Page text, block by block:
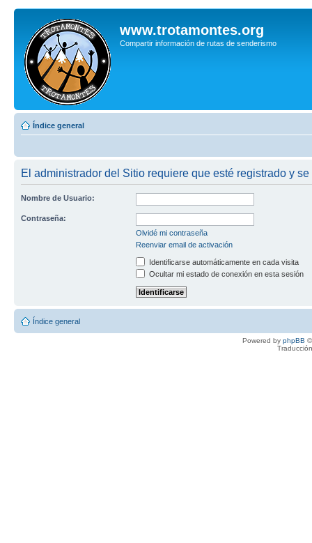
www.trotamontes.org
Compartir información de rutas de senderismo
Índice general
El administrador del Sitio requiere que esté registrado y
Nombre de Usuario:
Contraseña:
Olvidé mi contraseña
Reenviar email de activación
Identificarse automáticamente en cada visita
Ocultar mi estado de conexión en esta sesión
Índice general
Powered by phpBB